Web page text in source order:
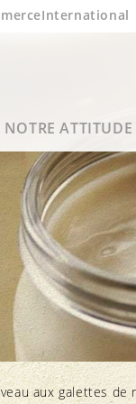
International
NOTRE ATTITUDE
Bien-
Élevage
Notre
Membres
Produits
Produits Bio
Calendrier
aux galettes de